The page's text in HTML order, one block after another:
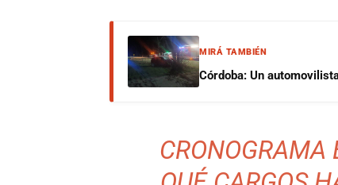
MIRÁ TAMBIÉN
Córdoba: Un
CRONOGRAMA